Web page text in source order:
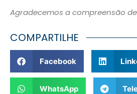
Agradecemos a compreensão
COMPARTILHE
Facebook
WhatsApp